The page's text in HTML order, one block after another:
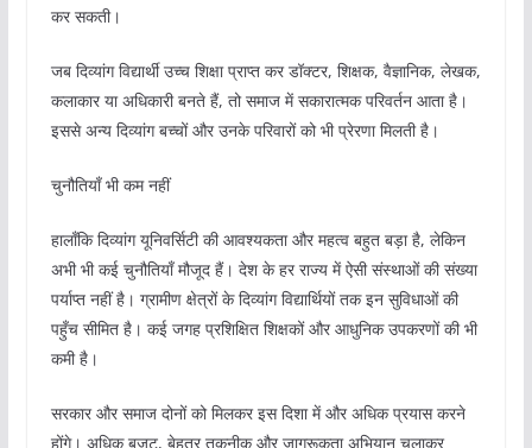
कर सकती।
जब दिव्यांग विद्यार्थी उच्च शिक्षा प्राप्त कर डॉक्टर, शिक्षक, वैज्ञानिक, लेखक,
कलाकार या अधिकारी बनते हैं, तो समाज में सकारात्मक परिवर्तन आता है।
इससे अन्य दिव्यांग बच्चों और उनके परिवारों को भी प्रेरणा मिलती है।
चुनौतियाँ भी कम नहीं
हालाँकि दिव्यांग यूनिवर्सिटी की आवश्यकता और महत्व बहुत बड़ा है, लेकिन
अभी भी कई चुनौतियाँ मौजूद हैं। देश के हर राज्य में ऐसी संस्थाओं की संख्या
पर्याप्त नहीं है। ग्रामीण क्षेत्रों के दिव्यांग विद्यार्थियों तक इन सुविधाओं की
पहुँच सीमित है। कई जगह प्रशिक्षित शिक्षकों और आधुनिक उपकरणों की भी
कमी है।
सरकार और समाज दोनों को मिलकर इस दिशा में और अधिक प्रयास करने
होंगे। अधिक बजट, बेहतर तकनीक और जागरूकता अभियान चलाकर